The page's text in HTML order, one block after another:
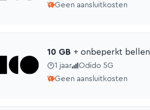
Geen aansluitkosten
10 GB + onbeperkt bellen
1 jaar
Odido 5G
Geen aansluitkosten